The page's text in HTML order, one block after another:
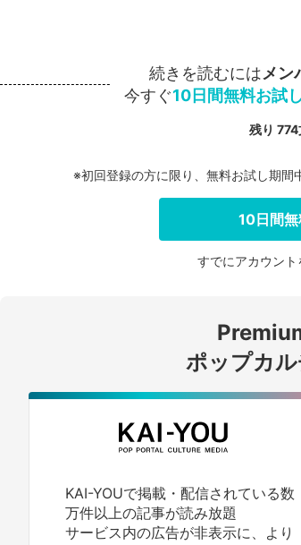
続きを読むにはメン
今すぐ10日間無料お試し
残り
ロ
※初回登録の方に限り、無料お試し期間
10日間
すでにアカウン
ポップカ
KAI-YOUで掲載・配信されている数
万件以上の記事が読み放題
サービス内の広告が非表示に、より